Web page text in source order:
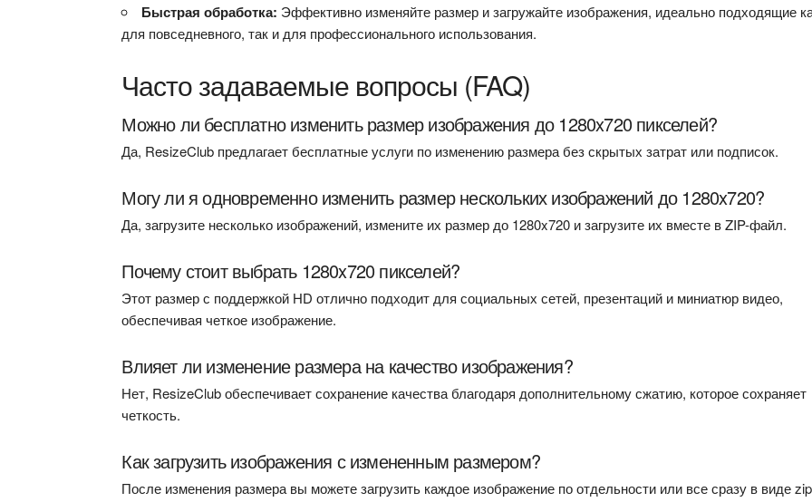
Быстрая обработка: Эффективно изменяйте размер и загружайте изображения, идеально подходящие
для повседневного, так и для профессионального использования.
Часто задаваемые вопросы (FAQ)
Можно ли бесплатно изменить размер изображения до 1280x720 пикселей?
Да, ResizeClub предлагает бесплатные услуги по изменению размера без скрытых затрат или подписок.
Могу ли я одновременно изменить размер нескольких изображений до 1280x720?
Да, загрузите несколько изображений, измените их размер до 1280x720 и загрузите их вместе в ZIP-файл.
Почему стоит выбрать 1280x720 пикселей?
Этот размер с поддержкой HD отлично подходит для социальных сетей, презентаций и миниатюр видео,
обеспечивая четкое изображение.
Влияет ли изменение размера на качество изображения?
Нет, ResizeClub обеспечивает сохранение качества благодаря дополнительному сжатию, которое сохраняет
четкость.
Как загрузить изображения с измененным размером?
После изменения размера вы можете загрузить каждое изображение по отдельности или все сразу в виде